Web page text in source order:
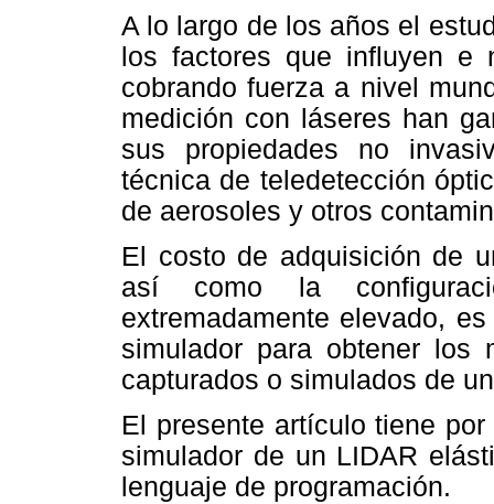
A lo largo de los años el
los factores que influyen e
cobrando fuerza a nivel
medición con láseres han
sus propiedades no
técnica de teledetección
de aerosoles y otros
El costo de adquisición de
así como la
extremadamente elevado,
simulador para obtener los
capturados o simulados de
El presente artículo tiene
simulador de un LIDAR
lenguaje de programación.